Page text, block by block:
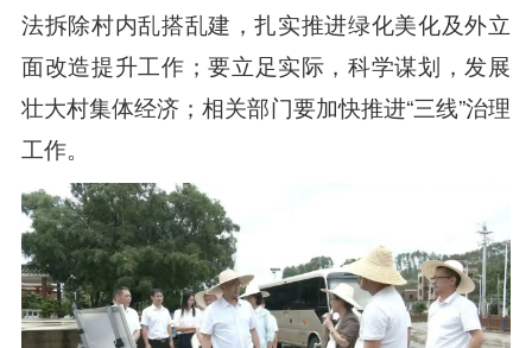
法拆除村内乱搭乱建，扎实推进绿化美化及外立
面改造提升工作；要立足实际，科学谋划，发展
壮大村集体经济；相关部门要加快推进“三线”治理
工作。